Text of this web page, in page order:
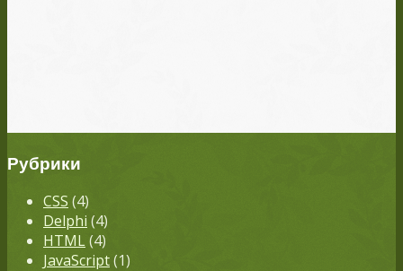
Рубрики
CSS (4)
Delphi (4)
HTML(4)
JavaScript(1)